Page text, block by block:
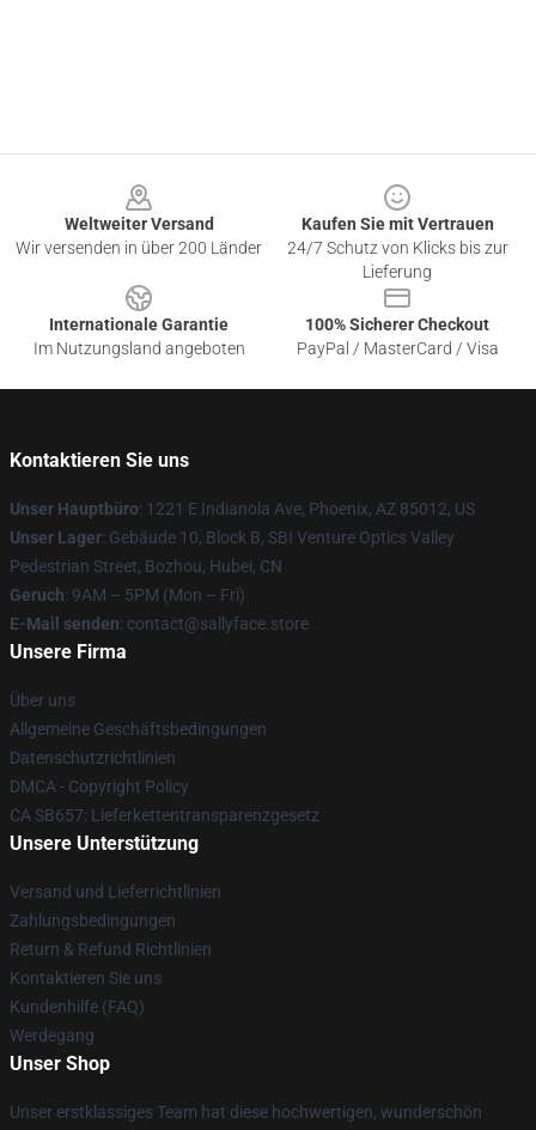
Weltweiter Versand
Wir versenden in über 200 Länder
Kaufen Sie mit Vertrauen
24/7 Schutz von Klicks bis zur
Lieferung
Internationale Garantie
Im Nutzungsland angeboten
100% Sicherer Checkout
PayPal / MasterCard / Visa
Kontaktieren Sie uns
Unser Hauptbüro: 1221 E Indianola Ave, Phoenix, AZ 85012, US
Unser Lager: Gebäude 10, Block B, SBI Venture Optics Valley
Pedestrian Street, Bozhou, Hubei, CN
Geruch: 9AM – 5PM (Mon – Fri)
E-Mail senden: contact@sallyface.store
Unsere Firma
Über uns
Allgemeine Geschäftsbedingungen
Datenschutzrichtlinien
DMCA - Copyright Policy
CA SB657: Lieferkettentransparenzgesetz
Unsere Unterstützung
Versand und Lieferrichtlinien
Zahlungsbedingungen
Return & Refund Richtlinien
Kontaktieren Sie uns
Kundenhilfe (FAQ)
Werdegang
Unser Shop
Unser erstklassiges Team hat diese hochwertigen, wunderschön